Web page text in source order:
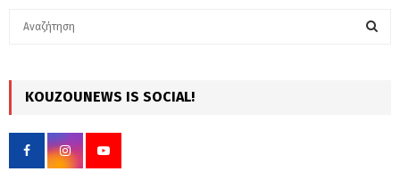
h
f
r
KOUZOUNEWS IS SOCIAL!